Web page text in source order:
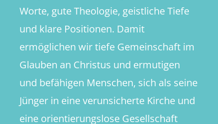
Worte, gute Theologie, geistliche Tiefe
und klare Positionen. Damit
ermöglichen wir tiefe Gemeinschaft im
Glauben an Christus und ermutigen
und befähigen Menschen, sich als seine
Jünger in eine verunsicherte Kirche und
eine orientierungslose Gesellschaft